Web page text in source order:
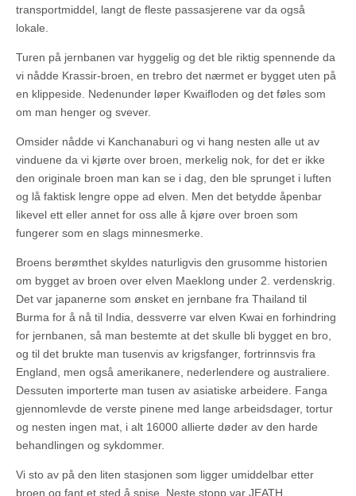
transportmiddel, langt de fleste passasjerene var da også
lokale.
Turen på jernbanen var hyggelig og det ble riktig spennende da
vi nådde Krassir-broen, en trebro det nærmet er bygget uten på
en klippeside. Nedenunder løper Kwaifloden og det føles som
om man henger og svever.
Omsider nådde vi Kanchanaburi og vi hang nesten alle ut av
vinduene da vi kjørte over broen, merkelig nok, for det er ikke
den originale broen man kan se i dag, den ble sprunget i luften
og lå faktisk lengre oppe ad elven. Men det betydde åpenbar
likevel ett eller annet for oss alle å kjøre over broen som
fungerer som en slags minnesmerke.
Broens berømthet skyldes naturligvis den grusomme historien
om bygget av broen over elven Maeklong under 2. verdenskrig.
Det var japanerne som ønsket en jernbane fra Thailand til
Burma for å nå til India, dessverre var elven Kwai en forhindring
for jernbanen, så man bestemte at det skulle bli bygget en bro,
og til det brukte man tusenvis av krigsfanger, fortrinnsvis fra
England, men også amerikanere, nederlendere og australiere.
Dessuten importerte man tusen av asiatiske arbeidere. Fanga
gjennomlevde de verste pinene med lange arbeidsdager, tortur
og nesten ingen mat, i alt 16000 allierte døder av den harde
behandlingen og sykdommer.
Vi sto av på den liten stasjonen som ligger umiddelbar etter
broen og fant et sted å spise. Neste stopp var JEATH